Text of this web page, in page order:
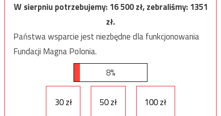
W sierpniu potrzebujemy:16 500zł, zebraliśmy:1351
zł.
Państwa wsparcie jest niezbędne dla funkcjonowania
Fundacji Magna Polonia.
8%
30 zł 50 zł 100 zł